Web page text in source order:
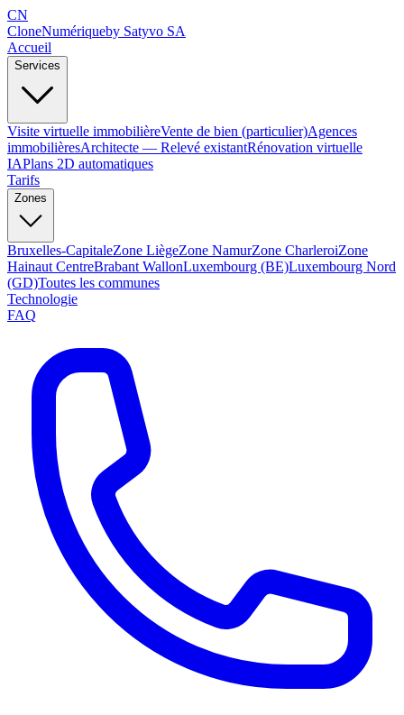
CN
CloneNumériqueby Satyvo SA
Accueil
Services
Visite virtuelle immobilièreVente de bien (particulier)Agences
immobilièresArchitecte — Relevé existantRénovation virtuelle
IAPlans 2D automatiques
Tarifs
Zones
Bruxelles-CapitaleZone LiègeZone NamurZone CharleroiZone
Hainaut CentreBrabant WallonLuxembourg (BE)Luxembourg Nord
(GD)Toutes les communes
Technologie
FAQ